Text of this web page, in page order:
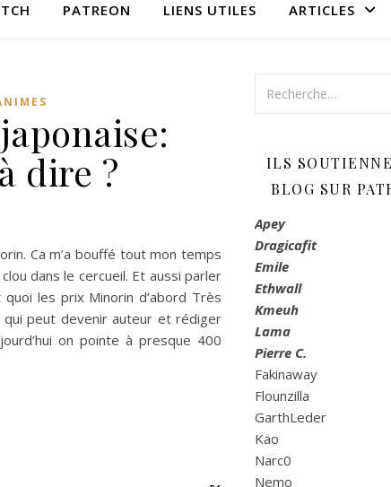
PATREON LIENS UTILES ARTICLES
dire ?
Ca m’a bouffé tout mon temps
dans le cercueil. Et aussi parler
les prix Minorin d’abord Très
qui peut devenir auteur et rédiger
on pointe à presque 400
ILS
BLOG SUR
Apey
Dragicafit
Emile
Ethwall
Kmeuh
Lama
Pierre C.
Fakinaway
Flounzilla
GarthLeder
Kao
Narc0
Nemo